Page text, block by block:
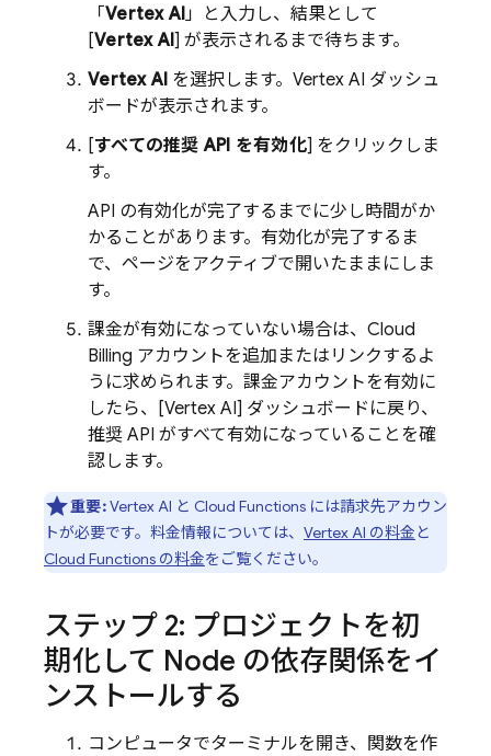
「 Vertex AI」と入力し、結果として
[Vertex AI] が表示されるまで待ちます。
Vertex AI を選択します。Vertex AI ダッシュ
ボードが表示されます。
[すべての推奨 API を有効化] をクリックしま
す。
API の有効化が完了するまでに少し時間がか
かることがあります。有効化が完了するま
で、ページをアクティブで開いたままにしま
す。
課金が有効になっていない場合は、 Cloud
Billing アカウントを追加またはリンクするよ
うに求められます。課金アカウントを有効に
したら、[Vertex AI] ダッシュボードに戻り、
推奨 API がすべて有効になっていることを確
認します。
重要:Vertex AI と Cloud Functionsには請求先アカウン
トが必要です。料金情報については、 Vertex AI の料金 と
Cloud Functions の料金をご覧ください。
ステップ 2: プロジェクトを初
期化して Node の依存関係をイ
ンストールする
コンピュータでターミナルを開き、関数を作